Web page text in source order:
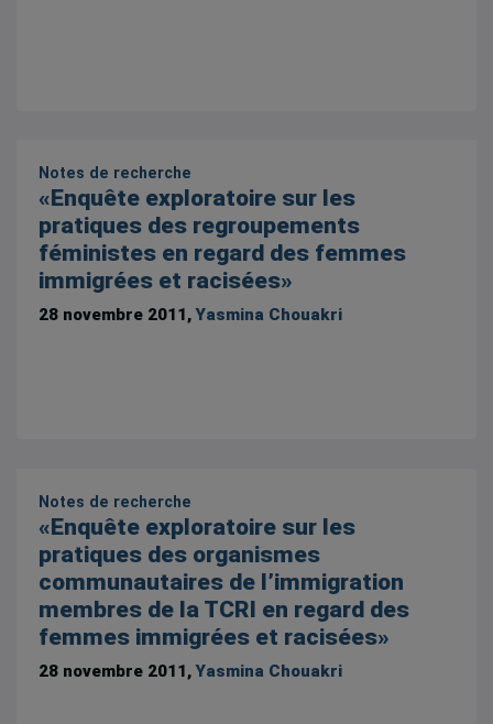
Notes de recherche
«Enquête exploratoire sur les
pratiques des regroupements
féministes en regard des femmes
immigrées et racisées»
28 novembre 2011,Yasmina Chouakri
Notes de recherche
«Enquête exploratoire sur les
pratiques des organismes
communautaires de l’immigration
membres de la TCRI en regard des
femmes immigrées et racisées»
28 novembre 2011,Yasmina Chouakri